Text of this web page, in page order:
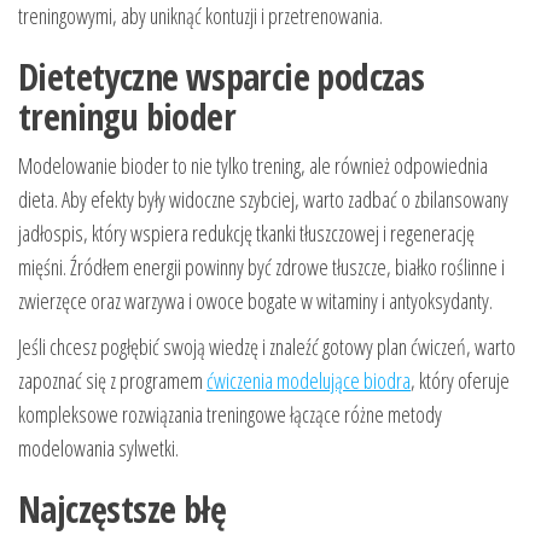
treningowymi, aby uniknąć kontuzji i przetrenowania.
Dietetyczne wsparcie podczas
treningu bioder
Modelowanie bioder to nie tylko trening, ale również odpowiednia
dieta. Aby efekty były widoczne szybciej, warto zadbać o zbilansowany
jadłospis, który wspiera redukcję tkanki tłuszczowej i regenerację
mięśni. Źródłem energii powinny być zdrowe tłuszcze, białko roślinne i
zwierzęce oraz warzywa i owoce bogate w witaminy i antyoksydanty.
Jeśli chcesz pogłębić swoją wiedzę i znaleźć gotowy plan ćwiczeń, warto
zapoznać się z programemćwiczenia modelujące biodra, który oferuje
kompleksowe rozwiązania treningowe łączące różne metody
modelowania sylwetki.
Najczęstsze błę